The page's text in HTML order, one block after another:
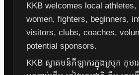
KKB welcomes local athletes,
women, fighters, beginners,
visitors, clubs, coaches,
potential sponsors.
KKB ស្វាគមន៍កីឡាករក្នុងស្រុក កុមា